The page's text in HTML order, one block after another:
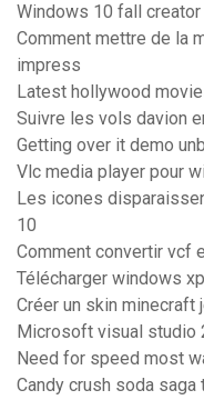
Windows 10 fall
Comment mettre de la
impress
Latest hollywood
Suivre les vols davion
Getting over it demo
Vlc media player pour
Les icones
10
Comment convertir vcf
Télécharger windows
Créer un skin minecraft
Microsoft visual studio
Need for speed most
Candy crush soda